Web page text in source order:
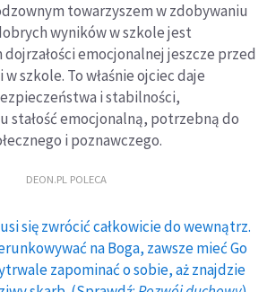
towarzyszem w zdobywaniu
wyników w szkole jest
emocjonalnej jeszcze przed
szkole. To właśnie ojciec daje
i stabilności,
stałość emocjonalną, potrzebną do
i poznawczego.
DEON.PL POLECA
się zwrócić całkowicie do wewnątrz.
na Boga, zawsze mieć Go
zapominać o sobie, aż znajdzie